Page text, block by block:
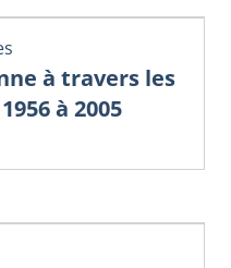
à travers les
à 2005